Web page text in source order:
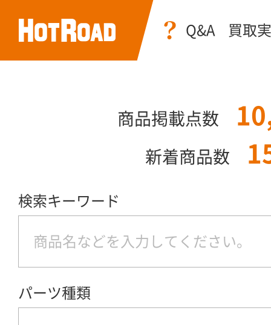
Q&A 買取
商品掲載点数
新着商品数
検索キーワード
パーツ種類